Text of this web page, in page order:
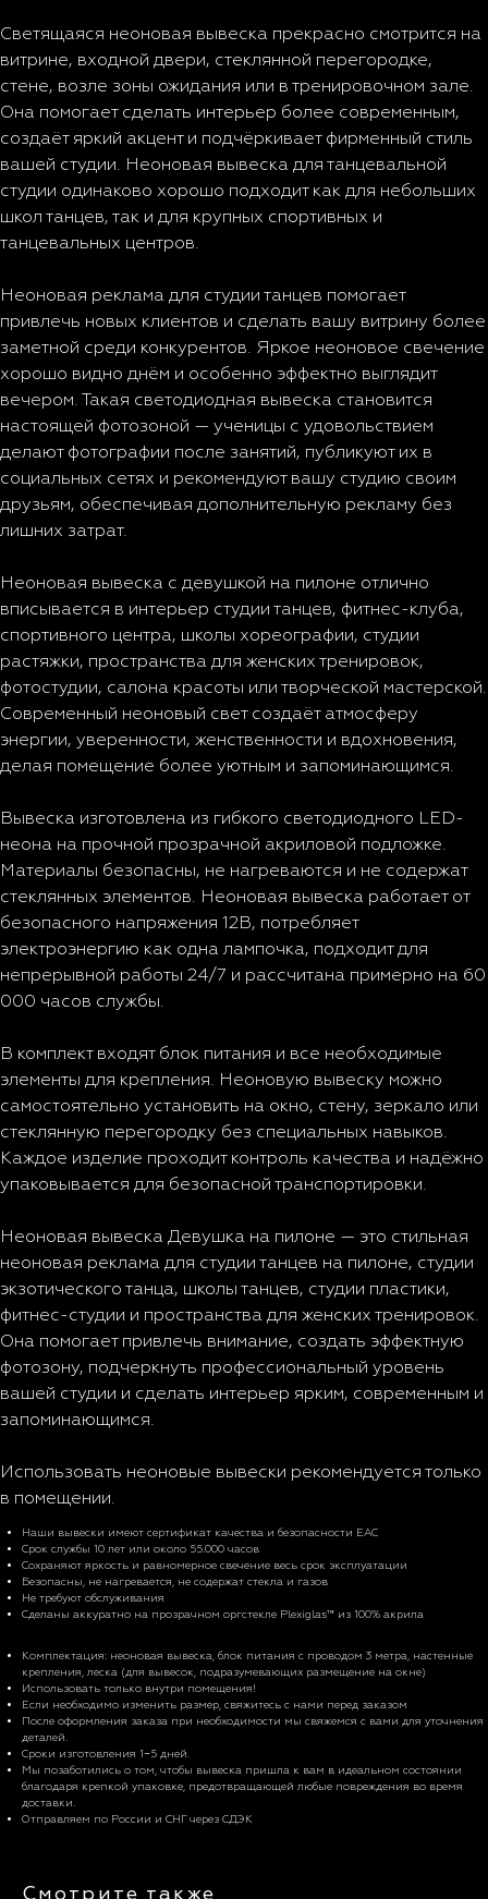
Светящаяся неоновая вывеска прекрасно смотрится на
витрине, входной двери, стеклянной перегородке,
стене, возле зоны ожидания или в тренировочном зале.
Она помогает сделать интерьер более современным,
создаёт яркий акцент и подчёркивает фирменный стиль
вашей студии. Неоновая вывеска для танцевальной
студии одинаково хорошо подходит как для небольших
школ танцев, так и для крупных спортивных и
танцевальных центров.
Неоновая реклама для студии танцев помогает
привлечь новых клиентов и сделать вашу витрину более
заметной среди конкурентов. Яркое неоновое свечение
хорошо видно днём и особенно эффектно выглядит
вечером. Такая светодиодная вывеска становится
настоящей фотозоной — ученицы с удовольствием
делают фотографии после занятий, публикуют их в
социальных сетях и рекомендуют вашу студию своим
друзьям, обеспечивая дополнительную рекламу без
лишних затрат.
Неоновая вывеска с девушкой на пилоне отлично
вписывается в интерьер студии танцев, фитнес-клуба,
спортивного центра, школы хореографии, студии
растяжки, пространства для женских тренировок,
фотостудии, салона красоты или творческой мастерской.
Современный неоновый свет создаёт атмосферу
энергии, уверенности, женственности и вдохновения,
делая помещение более уютным и запоминающимся.
Вывеска изготовлена из гибкого светодиодного LED-
неона на прочной прозрачной акриловой подложке.
Материалы безопасны, не нагреваются и не содержат
стеклянных элементов. Неоновая вывеска работает от
безопасного напряжения 12В, потребляет
электроэнергию как одна лампочка, подходит для
непрерывной работы 24/7 и рассчитана примерно на 60
000 часов службы.
В комплект входят блок питания и все необходимые
элементы для крепления. Неоновую вывеску можно
самостоятельно установить на окно, стену, зеркало или
стеклянную перегородку без специальных навыков.
Каждое изделие проходит контроль качества и надёжно
упаковывается для безопасной транспортировки.
Неоновая вывеска Девушка на пилоне — это стильная
неоновая реклама для студии танцев на пилоне, студии
экзотического танца, школы танцев, студии пластики,
фитнес-студии и пространства для женских тренировок.
Она помогает привлечь внимание, создать эффектную
фотозону, подчеркнуть профессиональный уровень
вашей студии и сделать интерьер ярким, современным и
запоминающимся.
Использовать неоновые вывески рекомендуется только
в помещении.
Наши вывески имеют сертификат качества и безопасности EAC
Срок службы 10 лет или около 55.000 часов
Сохраняют яркость и равномерное свечение весь срок эксплуатации
Безопасны, не нагревается, не содержат стекла и газов
Не требуют обслуживания
Сделаны аккуратно на прозрачном оргстекле Plexiglas™ из 100% акрила
Комплектация: неоновая вывеска, блок питания с проводом 3 метра, настенные
крепления, леска (для вывесок, подразумевающих размещение на окне)
Использовать только внутри помещения!
Если необходимо изменить размер, свяжитесь с нами перед заказом
После оформления заказа при необходимости мы свяжемся с вами для уточнения
деталей.
Сроки изготовления 1−5 дней.
Мы позаботились о том, чтобы вывеска пришла к вам в идеальном состоянии
благодаря крепкой упаковке, предотвращающей любые повреждения во время
доставки.
Отправляем по России и СНГ через СДЭК
Смотрите также